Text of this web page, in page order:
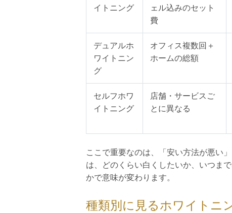
イトニング
ェル込みのセット
費
デュアルホ
ワイトニン
グ
オフィス複数回＋
ホームの総額
セルフホワ
イトニング
店舗・サービスご
とに異なる
ここで重要なのは、「安い方法が悪い
は、どのくらい白くしたいか、いつま
かで意味が変わります。
種類別に見るホワイトニ